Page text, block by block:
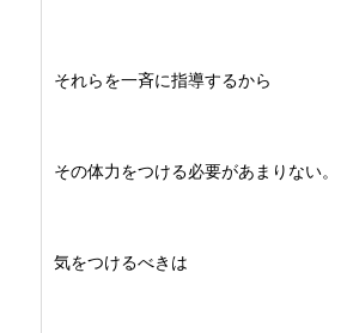
それらを一斉に指導するから
その体力をつける必要があまりない。
気をつけるべきは